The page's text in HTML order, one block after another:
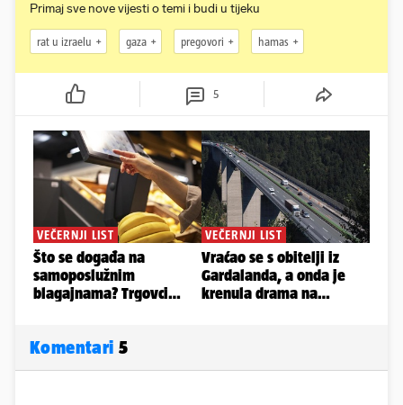
Primaj sve nove vijesti o temi i budi u tijeku
rat u izraelu gaza pregovori hamas
5
Komentari 5